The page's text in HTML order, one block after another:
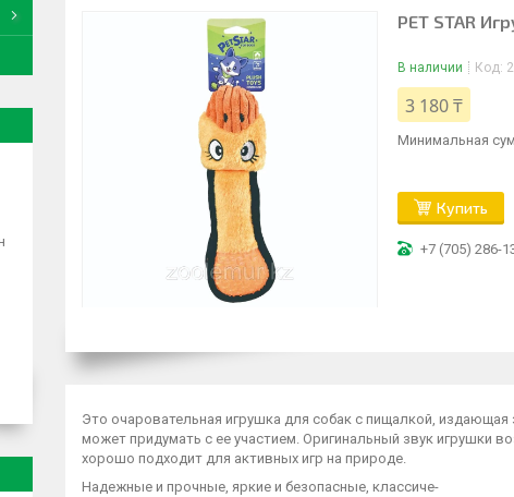
PET STAR
В наличии Код:
3 180 ₸
Минимальная
Купить
+7 (705) 286-
Это очаровательная игрушка для собак с пищалкой, издающая
может придумать с ее участием. Оригинальный звук игрушки
хорошо подходит для активных игр на природе.
Надежные и прочные, яркие и безопасные, классиче-